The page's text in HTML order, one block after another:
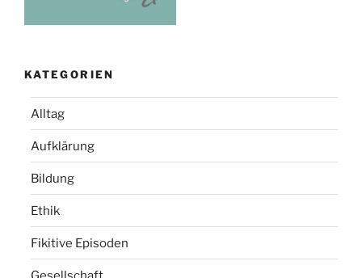
KATEGORIEN
Alltag
Aufklärung
Bildung
Ethik
Fikitive Episoden